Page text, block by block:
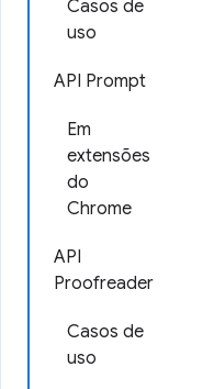
Casos de
uso
API Prompt
Em
extensões
do
Chrome
API
Proofreader
Casos de
uso